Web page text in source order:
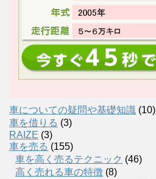
車についての疑問や基礎知識 (10)
車を借りる (3)
RAIZE (3)
車を売る (155)
車を高く売るテクニック (46)
高く売れる車の特徴 (8)